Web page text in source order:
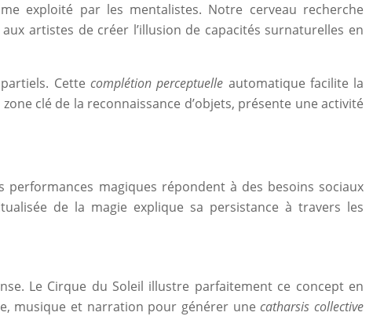
exploité par les mentalistes. Notre cerveau recherche
artistes de créer l’illusion de capacités surnaturelles en
Cette complétion perceptuelle automatique facilite la
clé de la reconnaissance d’objets, présente une activité
magiques répondent à des besoins sociaux
de la magie explique sa persistance à travers les
Le Cirque du Soleil illustre parfaitement ce concept en
musique et narration pour générer unecatharsis collective